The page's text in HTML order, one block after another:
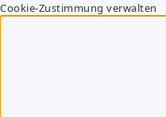
Cookie-Zustimmung verwalten